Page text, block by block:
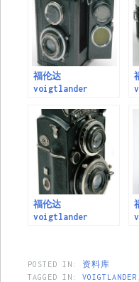
福伦达
voigtlander
福伦达
voigtlander
POSTED IN: 资料库
TAGGED IN: VOIGTLANDER